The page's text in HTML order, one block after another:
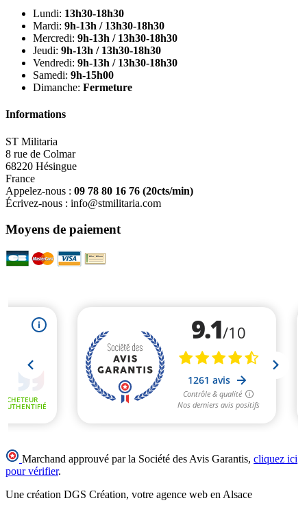
Lundi: 13h30-18h30
Mardi: 9h-13h / 13h30-18h30
Mercredi: 9h-13h / 13h30-18h30
Jeudi: 9h-13h / 13h30-18h30
Vendredi: 9h-13h / 13h30-18h30
Samedi: 9h-15h00
Dimanche: Fermeture
Informations
ST Militaria
8 rue de Colmar
68220 Hésingue
France
Appelez-nous : 09 78 80 16 76 (20cts/min)
Écrivez-nous : info@stmilitaria.com
Moyens de paiement
Marchand approuvé par la Société des Avis Garantis, cliquez ici
pour vérifier.
Une création DGS Création, votre agence web en Alsace